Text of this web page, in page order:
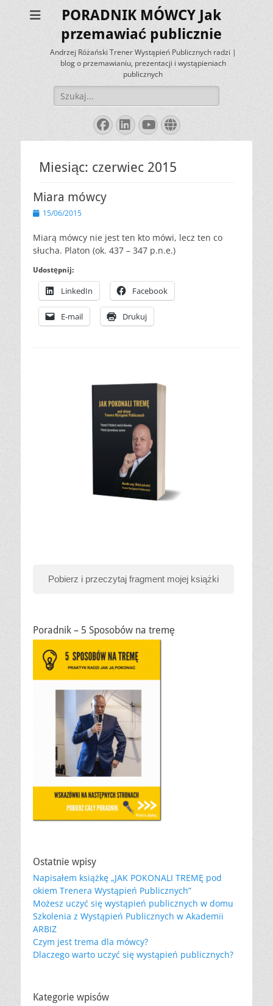
PORADNIK MÓWCY Jak
przemawiać publicznie
Andrzej Różański Trener Wystąpień Publicznych radzi |
blog o przemawianiu, prezentacji i wystąpieniach
publicznych
Szukaj:
Facebook
LinkedIn
YouTube
Website
Miesiąc: czerwiec 2015
Miara mówcy
Opublikowano
15/06/2015
Miarą mówcy nie jest ten kto mówi, lecz ten co
słucha. Platon (ok. 437 – 347 p.n.e.)
Udostępnij:
LinkedIn Facebook
E-mail Drukuj
Pobierz i przeczytaj fragment mojej książki
Poradnik – 5 Sposobów na tremę
Ostatnie wpisy
Napisałem książkę „JAK POKONALI TREMĘ pod
okiem Trenera Wystąpień Publicznych”
Możesz uczyć się wystąpień publicznych w domu
Szkolenia z Wystąpień Publicznych w Akademii
ARBIZ
Czym jest trema dla mówcy?
Dlaczego warto uczyć się wystąpień publicznych?
Kategorie wpisów